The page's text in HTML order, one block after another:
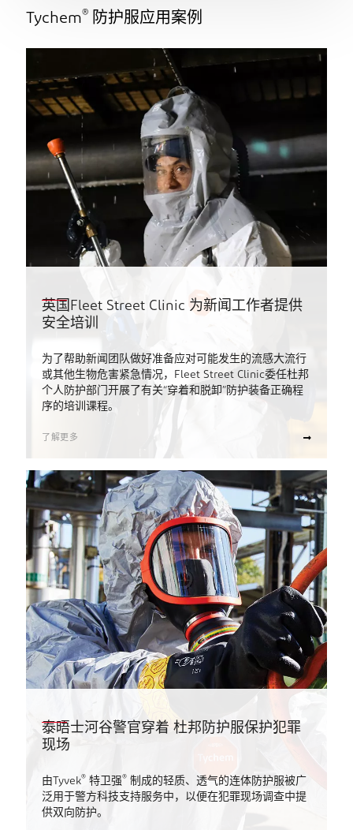
Tychem® 防护服应用案例
英国Fleet Street Clinic 为新闻工作者提供
安全培训
为了帮助新闻团队做好准备应对可能发生的流感大流行
或其他生物危害紧急情况，Fleet Street Clinic委任杜邦
个人防护部门开展了有关“穿着和脱卸”防护装备正确程
序的培训课程。
了解更多
泰晤士河谷警官穿着 杜邦防护服保护犯罪
现场
由Tyvek® 特卫强® 制成的轻质、透气的连体防护服被广
泛用于警方科技支持服务中，以便在犯罪现场调查中提
供双向防护。